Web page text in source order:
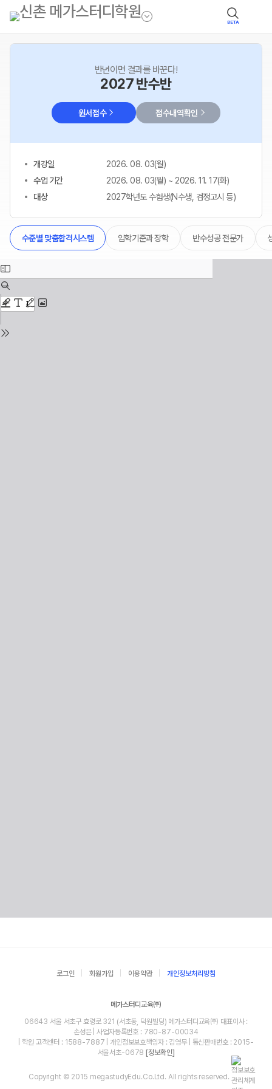
BETA
반년이면 결과를 바꾼다!
2027 반수반
원서접수 접수내역확인
개강일
2026. 08. 03(월)
수업 기간
2026. 08. 03(월) ~ 2026. 11. 17(화)
대상
2027학년도 수험생(N수생, 검정고시 등)
수준별 맞춤합격시스템 입학기준과 장학 반수성공 전문가
로그인 회원가입 이용약관 개인정보처리방침
메가스터디교육㈜
06643 서울 서초구 효령로 321 (서초동, 덕원빌딩) 메가스터디교육㈜ 대표이사 :
손성은 | 사업자등록번호 : 780-87-00034
| 학원 고객센터 : 1588-7887 | 개인정보보호책임자 : 김영무 | 통신판매번호 : 2015-
서울서초-0678 [정보확인]
Copyright © 2015 megastudyEdu.Co.Ltd. All rights reserved.